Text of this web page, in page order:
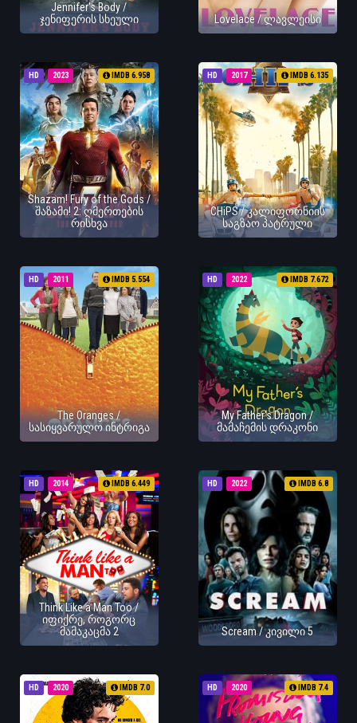
Jennifer's Body /
ჯენიფერის სხეული
Lovelace / ლავლეისი
HD 2023 IMDB 6.958
Shazam! Fury of the Gods /
შაზამი! 2: ღმერთების
რისხვა
HD 2017 IMDB 6.135
CHiPS / კალიფორნიის
საგზაო პატრული
HD 2011 IMDB 5.554
The Oranges /
სასიყვარულო ინტრიგა
HD 2022 IMDB 7.672
My Father's Dragon /
მამაჩემის დრაკონი
HD 2014 IMDB 6.449
Think Like a Man Too /
იფიქრე, როგორც
მამაკაცმა 2
HD 2022 IMDB 6.8
Scream / კივილი 5
HD 2020 IMDB 7.0 HD 2020 IMDB 7.4